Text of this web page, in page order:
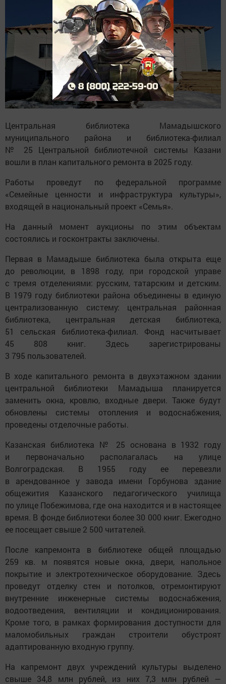
Центральная библиотека Мамадышского
муниципального района и библиотека-филиал
№ 25 Центральной библиотечной системы Казани
вошли в план капитального ремонта в 2025 году.
Работы проведут по федеральной программе
«Семейные ценности и инфраструктура культуры»,
входящей в национальный проект «Семья».
На данный момент аукционы по этим объектам
состоялись и госконтракты заключены.
Первая в Мамадыше библиотека была открыта еще
до революции, в 1898 году, при городской управе
с тремя отделениями: русским, татарским и детским.
В 1979 году библиотеки района объединены в единую
централизованную систему: центральная районная
библиотека, центральная детская библиотека,
51 сельская библиотека-филиал. Фонд насчитывает
45 808 книг. Здесь зарегистрированы
3 795 пользователей.
В ходе капитального ремонта в двухэтажном здании
центральной библиотеки Мамадыша планируется
заменить окна, кровлю, входные двери. Также будут
обновлены системы отопления и водоснабжения,
проведены отделочные работы.
Казанская библиотека № 25 основана в 1932 году
и первоначально располагалась на улице
Волгоградская. В 1955 году ее перевезли
в арендованное у завода имени Горбунова здание
общежития Казанского педагогического училища
по улице Побежимова, где она находится и в настоящее
время. В фонде библиотеки более 30 000 книг. Ежегодно
ее посещает свыше 2 500 читателей.
После капремонта в библиотеке общей площадью
259 кв. м появятся новые окна, двери, напольное
покрытие и электротехническое оборудование. Здесь
проведут отделку стен и потолков, отремонтируют
внутренние инженерные системы водоснабжения,
водоотведения, вентиляции и кондиционирования.
Кроме того, в рамках формирования доступности для
маломобильных граждан строители обустроят
адаптированную входную группу.
На капремонт двух учреждений культуры выделено
свыше 34,8 млн рублей, из них 7,3 млн рублей —